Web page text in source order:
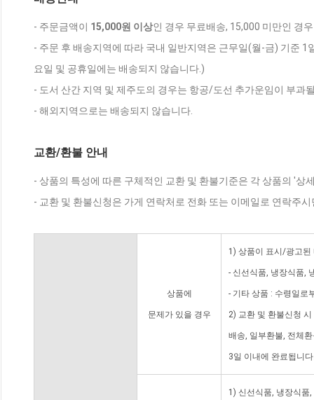
- 주문금액이 15,000원 이상인 경우 무료배송, 15,000 미만인 경
- 주문 후 배송지역에 따라 국내 일반지역은 근무일(월-금) 기준
요일 및 공휴일에는 배송되지 않습니다.)
- 도서 산간 지역 및 제주도의 경우는 항공/도선 추가운임이 부과
- 해외지역으로는 배송되지 않습니다.
교환/환불 안내
- 상품의 특성에 따른 구체적인 교환 및 환불기준은 각 상품의 '상
- 교환 및 환불신청은 가게 연락처로 전화 또는 이메일로 연락주
상품에
문제가 있을 경우
1) 상품이 표시/광고된
- 신선식품, 냉장식품,
- 기타 상품 : 수령일로
2) 교환 및 환불신청
배송, 일부환불, 전체
3일 이내에 완료됩니
1) 신선식품, 냉장식품